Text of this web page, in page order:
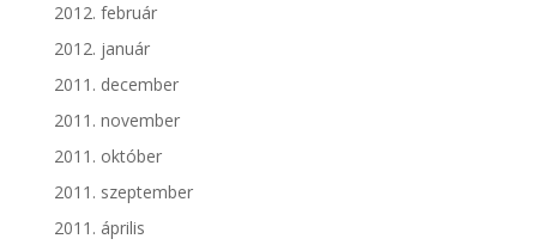
2012. február
2012. január
2011. december
2011. november
2011. október
2011. szeptember
2011. április